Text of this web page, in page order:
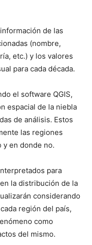
de las
(nombre,
etc.) y los valores
para cada década.
el software QGIS,
espacial de la niebla
de análisis. Estos
las regiones
y en donde no.
para
la distribución de la
considerando
región del país,
como
del mismo.